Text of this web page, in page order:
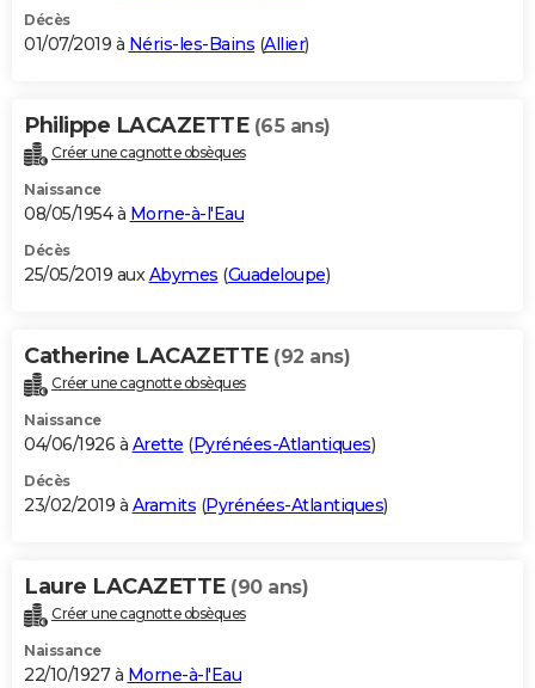
Décès
01/07/2019 à Néris-les-Bains (Allier)
Philippe LACAZETTE (65 ans)
Créer une cagnotte obsèques
Naissance
08/05/1954 à Morne-à-l'Eau
Décès
25/05/2019 auxAbymes (Guadeloupe)
Catherine LACAZETTE (92 ans)
Créer une cagnotte obsèques
Naissance
04/06/1926 à Arette (Pyrénées-Atlantiques)
Décès
23/02/2019 à Aramits (Pyrénées-Atlantiques)
Laure LACAZETTE (90 ans)
Créer une cagnotte obsèques
Naissance
22/10/1927 à Morne-à-l'Eau